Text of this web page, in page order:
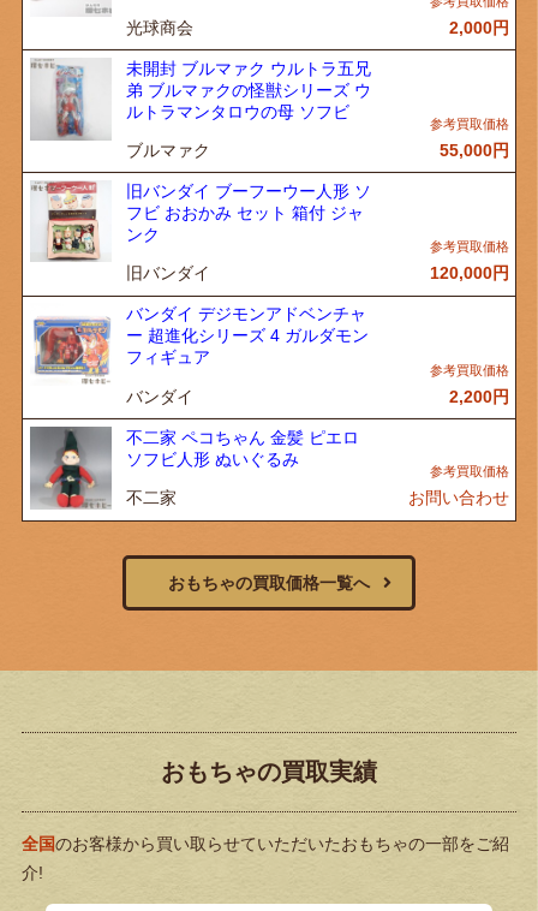
光球商会 2,000円
未開封 ブルマァク ウルトラ五兄
弟 ブルマァクの怪獣シリーズ ウ
ルトラマンタロウの母 ソフビ
ブルマァク 55,000円
旧バンダイ ブーフーウー人形 ソ
フビ おおかみ セット 箱付 ジャ
ンク
旧バンダイ 120,000円
バンダイ デジモンアドベンチャ
ー 超進化シリーズ 4 ガルダモン
フィギュア
バンダイ 2,200円
不二家 ペコちゃん 金髪 ピエロ
ソフビ人形 ぬいぐるみ
不二家 お問い合わせ
おもちゃの買取価格一覧へ
おもちゃの買取実績
全国のお客様から買い取らせていただいたおもちゃの一部をご紹
介!